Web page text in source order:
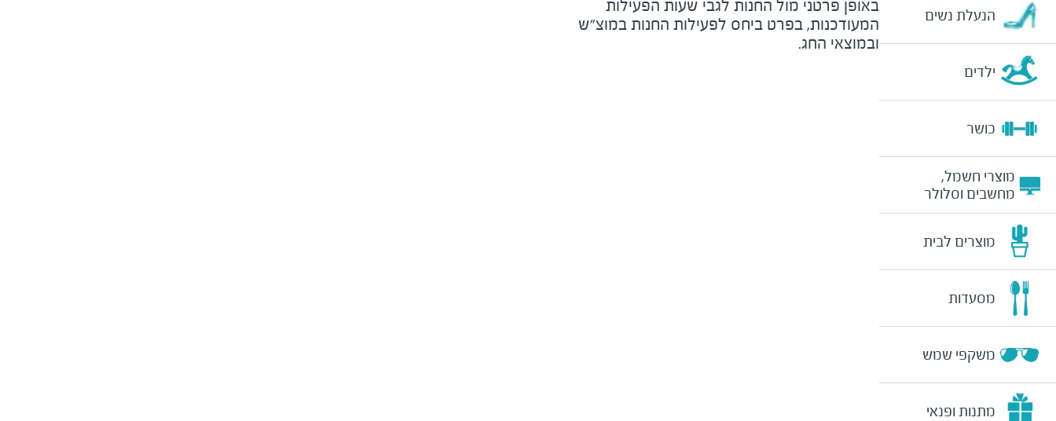
הנעלת נשים
ילדים
כושר
מוצרי חשמל,
מחשבים וסלולר
מוצרים לבית
מסעדות
משקפי שמש
מתנות ופנאי
באופן פרטני מול החנות לגבי שעות הפעילות
המעודכנות, בפרט ביחס לפעילות החנות במוצ"ש
ובמוצאי החג.